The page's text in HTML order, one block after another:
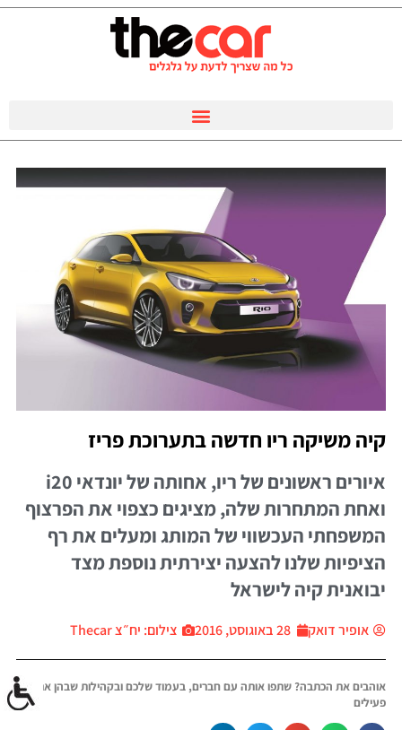
קיה משיקה ריו חדשה בתערוכת פריז
איורים ראשונים של ריו, אחותה של יונדאי i20
ואחת המתחרות שלה, מציגים כצפוי את הפרצוף
המשפחתי העכשווי של המותג ומעלים את רף
הציפיות שלנו להצעה יצירתית נוספת מצד
יבואנית קיה לישראל
אופיר דואק 28 באוגוסט, 2016 צילום: יח״צ Thecar
אוהבים את הכתבה? שתפו אותה עם חברים, בעמוד שלכם ובקהילות שבהן אתם
פעילים